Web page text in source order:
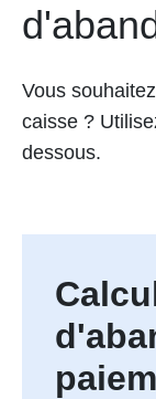
Vous
caisse ?
dessous.